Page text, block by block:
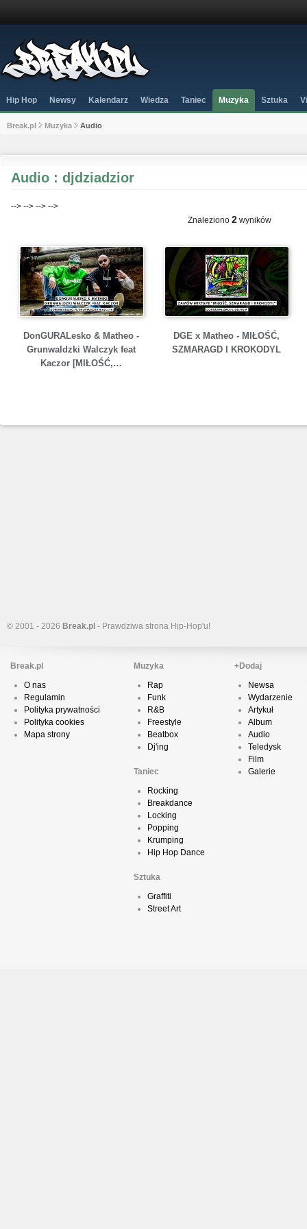
Hip Hop Newsy Kalendarz Wiedza Taniec Muzyka Sztuka
Break.pl Muzyka Audio
Audio : djdziadzior
--> --> --> -->
Znaleziono 2 wyników
DonGURALesko & Matheo -
Grunwaldzki Walczyk feat
Kaczor [MIŁOŚĆ,…
DGE x Matheo - MIŁOŚĆ,
SZMARAGD I KROKODYL
© 2001 - 2026 Break.pl - Prawdziwa strona Hip-Hop'u!
Break.pl
O nas
Regulamin
Polityka prywatności
Polityka cookies
Mapa strony
Muzyka
Rap
Funk
R&B
Freestyle
Beatbox
Dj'ing
Taniec
Rocking
Breakdance
Locking
Popping
Krumping
Hip Hop Dance
Sztuka
Graffiti
Street Art
+Dodaj
Newsa
Wydarzenie
Artykuł
Album
Audio
Teledysk
Film
Galerie